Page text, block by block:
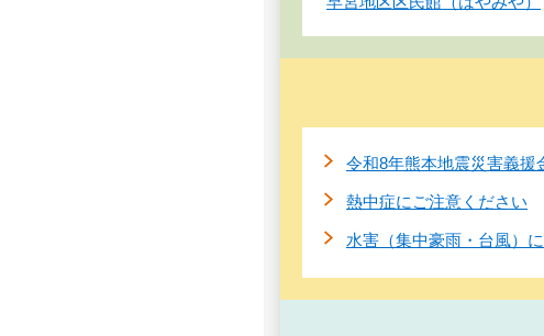
令和8年熊本地震災害義援
熱中症にご注意ください
水害（集中豪雨・台風）